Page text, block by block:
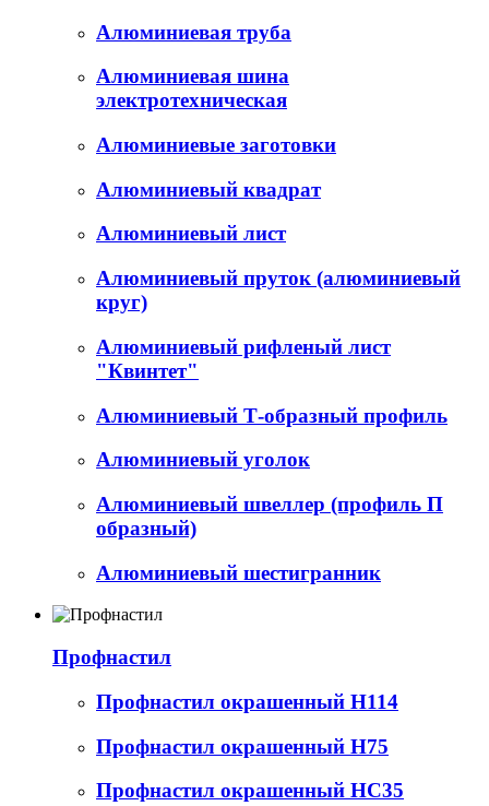
Алюминиевая труба
Алюминиевая шина
электротехническая
Алюминиевые заготовки
Алюминиевый квадрат
Алюминиевый лист
Алюминиевый пруток (алюминиевый
круг)
Алюминиевый рифленый лист
"Квинтет"
Алюминиевый Т-образный профиль
Алюминиевый уголок
Алюминиевый швеллер (профиль П
образный)
Алюминиевый шестигранник
Профнастил
Профнастил окрашенный Н114
Профнастил окрашенный Н75
Профнастил окрашенный НС35